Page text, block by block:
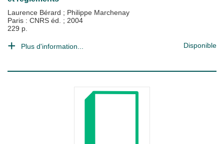
Laurence Bérard ; Philippe Marchenay
Paris : CNRS éd. ; 2004
229 p.
Plus d'information... Disponible